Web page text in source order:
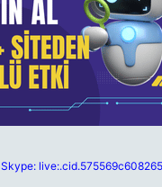
Skype: